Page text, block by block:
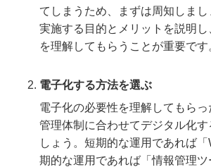
てしまうため、まずは周知しまし
実施する目的とメリットを説明
を理解してもらうことが重要です
電子化する方法を選ぶ
電子化の必要性を理解してもら
管理体制に合わせてデジタル化す
しょう。短期的な運用であれば
期的な運用であれば「情報管理